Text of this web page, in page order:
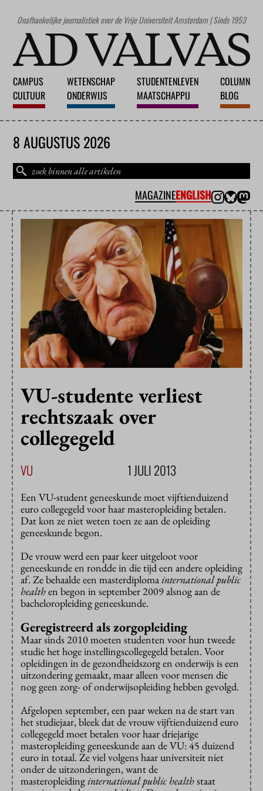
Onafhankelijke journalistiek over de Vrije Universiteit Amsterdam | Sinds 1953
CAMPUS
CULTUUR
WETENSCHAP
ONDERWIJS
STUDENTENLEVEN
MAATSCHAPPIJ
COLUMN
BLOG
8 AUGUSTUS 2026
MAGAZINEENGLISH
VU-studente verliest
rechtszaak over
collegegeld
VU 1 JULI 2013
Een VU-student geneeskunde moet vijftienduizend
euro collegegeld voor haar masteropleiding betalen.
Dat kon ze niet weten toen ze aan de opleiding
geneeskunde begon.
De vrouw werd een paar keer uitgeloot voor
geneeskunde en rondde in die tijd een andere opleiding
af. Ze behaalde een masterdiploma international public
healthen begon in september 2009 alsnog aan de
bacheloropleiding geneeskunde.
Geregistreerd als zorgopleiding
Maar sinds 2010 moeten studenten voor hun tweede
studie het hoge instellingscollegegeld betalen. Voor
opleidingen in de gezondheidszorg en onderwijs is een
uitzondering gemaakt, maar alleen voor mensen die
nog geen zorg- of onderwijsopleiding hebben gevolgd.
Afgelopen september, een paar weken na de start van
het studiejaar, bleek dat de vrouw vijftienduizend euro
collegegeld moet betalen voor haar driejarige
masteropleiding geneeskunde aan de VU: 45 duizend
euro in totaal. Ze viel volgens haar universiteit niet
onder de uitzonderingen, want de
masteropleiding international public healthstaat